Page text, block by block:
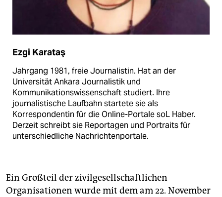
Ezgi Karataş
Jahrgang 1981, freie Journalistin. Hat an der
Universität Ankara Journalistik und
Kommunikationswissenschaft studiert. Ihre
journalistische Laufbahn startete sie als
Korrespondentin für die Online-Portale soL Haber.
Derzeit schreibt sie Reportagen und Portraits für
unterschiedliche Nachrichtenportale.
Ein Großteil der zivilgesellschaftlichen
Organisationen wurde mit dem am 22. November